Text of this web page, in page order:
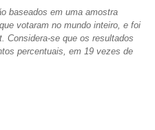
baseados em uma amostra
votaram no mundo inteiro, e foi
Considera-se que os resultados
percentuais, em 19 vezes de